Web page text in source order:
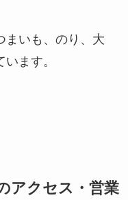
まいも、のり、大
ます。
アクセス・営業